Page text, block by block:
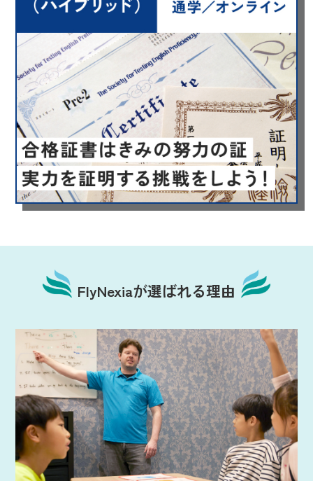
FlyNexiaが選ばれる理由